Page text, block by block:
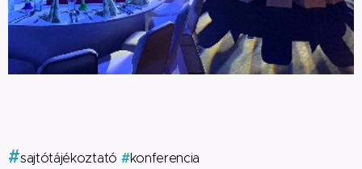
#sajtótájékoztató #konferencia